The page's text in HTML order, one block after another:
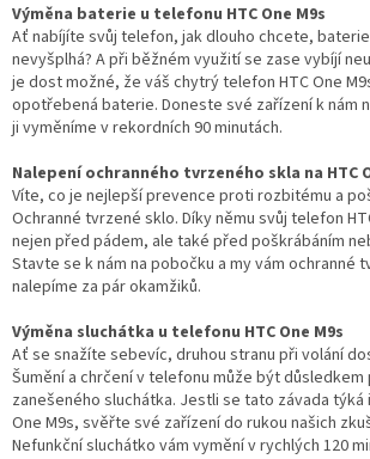
Výměna baterie u telefonu HTC One M9s
Ať nabíjíte svůj telefon, jak dlouho chcete,
nevyšplhá? A při běžném využití se zase vybíjí
je dost možné, že váš chytrý telefon HTC One
opotřebená baterie. Doneste své zařízení k nám
ji vyměníme v rekordních 90 minutách.
Nalepení ochranného tvrzeného skla na HTC
Víte, co je nejlepší prevence proti rozbitému a
Ochranné tvrzené sklo. Díky němu svůj telefon
nejen před pádem, ale také před poškrábáním
Stavte se k nám na pobočku a my vám ochranné
nalepíme za pár okamžiků.
Výměna sluchátka u telefonu HTC One M9s
Ať se snažíte sebevíc, druhou stranu při volání
Šumění a chrčení v telefonu může být
zanešeného sluchátka. Jestli se tato závada týká
One M9s, svěřte své zařízení do rukou našich
Nefunkční sluchátko vám vymění v rychlých 120